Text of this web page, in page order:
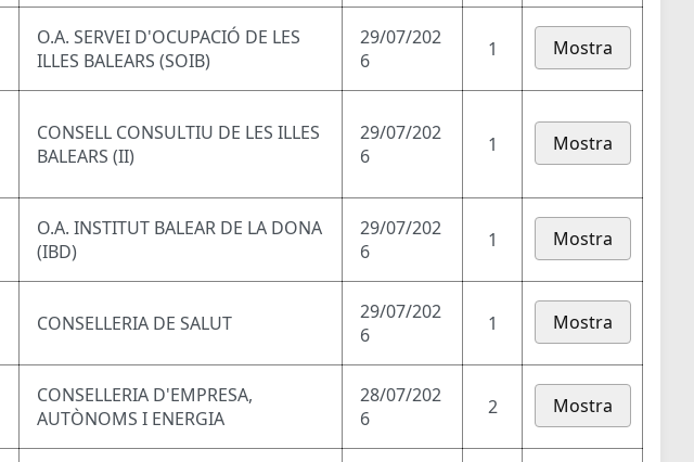
O.A. SERVEI D'OCUPACIÓ DE LES
ILLES BALEARS (SOIB)
29/07/202
6
1 Mostra
CONSELL CONSULTIU DE LES ILLES
BALEARS (II)
29/07/202
6
1 Mostra
O.A. INSTITUT BALEAR DE LA DONA
(IBD)
29/07/202
6
1 Mostra
CONSELLERIA DE SALUT
29/07/202
6
1 Mostra
CONSELLERIA D'EMPRESA,
AUTÒNOMS I ENERGIA
28/07/202
6
2 Mostra